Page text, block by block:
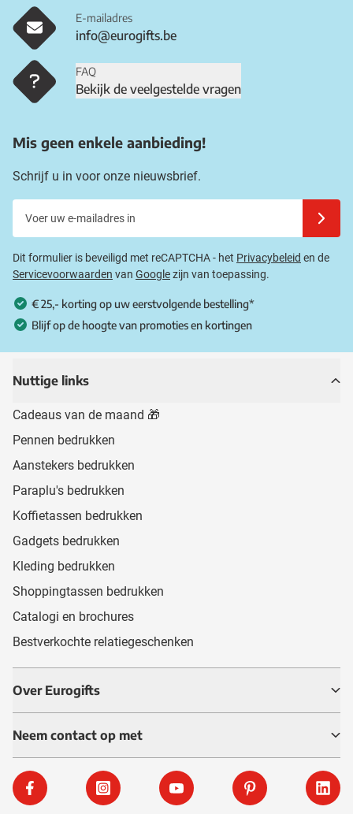
E-mailadres
info@eurogifts.be
FAQ
Bekijk de veelgestelde vragen
Mis geen enkele aanbieding!
Schrijf u in voor onze nieuwsbrief.
Dit formulier is beveiligd met reCAPTCHA - het Privacybeleid en de
Servicevoorwaarden van Googlezijn van toepassing.
€ 25,- korting op uw eerstvolgende bestelling*
Blijf op de hoogte van promoties en kortingen
Nuttige links
Cadeaus van de maand 🎁
Pennen bedrukken
Aanstekers bedrukken
Paraplu's bedrukken
Koffietassen bedrukken
Gadgets bedrukken
Kleding bedrukken
Shoppingtassen bedrukken
Catalogi en brochures
Bestverkochte relatiegeschenken
Over Eurogifts
Neem contact op met
Facebook Instagram YouTube Pinterest